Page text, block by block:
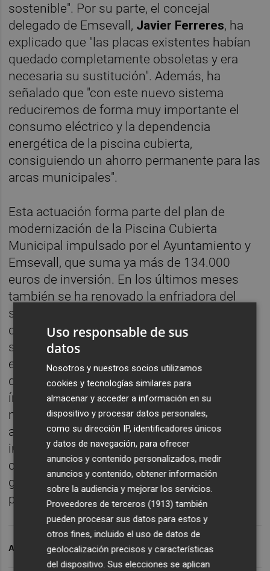
sostenible". Por su parte, el concejal
delegado de Emsevall, Javier Ferreres, ha
explicado que "las placas existentes habían
quedado completamente obsoletas y era
necesaria su sustitución". Además, ha
señalado que "con este nuevo sistema
reduciremos de forma muy importante el
consumo eléctrico y la dependencia
energética de la piscina cubierta,
consiguiendo un ahorro permanente para las
arcas municipales".
Esta actuación forma parte del plan de
modernización de la Piscina Cubierta
Municipal impulsado por el Ayuntamiento y
Emsevall, que suma ya más de 134.000
euros de inversión. En los últimos meses
también se ha renovado la enfriadora del
sistema de climatización, con una inversión
de 29.500 euros, y se ha instalado un nuevo
sistema de ventilación y extracción de aire
en la sala técnica de tratamiento de agua,
dotado con 4.500 euros y ejecutado
íntegramente por personal propio de
mantenimiento. "Estamos realizando una
apuesta decidida por poner al día unas
instalaciones fundamentales para la ciudad,
combinando inversión, sostenibilidad y una
gestión más eficiente de los recursos
públicos", ha concluido Baños.
ARCHIVADO EN LA VALL D'UIXÓ
Uso responsable de sus
datos
Nosotros y nuestros socios utilizamos
cookies y tecnologías similares para
almacenar y acceder a información en su
dispositivo y procesar datos personales,
como su dirección IP, identificadores únicos
y datos de navegación, para ofrecer
anuncios y contenido personalizados, medir
anuncios y contenido, obtener información
sobre la audiencia y mejorar los servicios.
Proveedores de terceros (1913) también
pueden procesar sus datos para estos y
otros fines, incluido el uso de datos de
geolocalización precisos y características
del dispositivo. Sus elecciones se aplican